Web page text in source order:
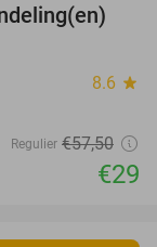
50%
8.6 star
Regulier €57,50
€29